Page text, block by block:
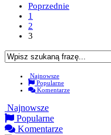
Poprzednie
1
2
3
Najnowsze
Popularne
Komentarze
Najnowsze
Popularne
Komentarze